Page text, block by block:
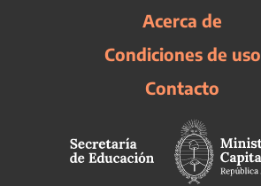
Acerca de
Condiciones de uso
Contacto